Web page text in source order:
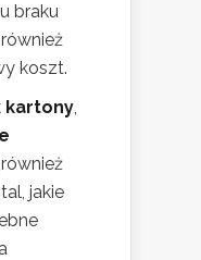
braku
koszt.
kartony
, również
jakie